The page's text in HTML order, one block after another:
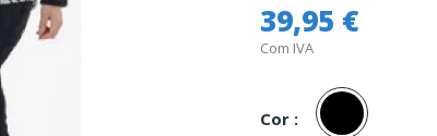
39,95 €
Com IVA
Cor :
Preto